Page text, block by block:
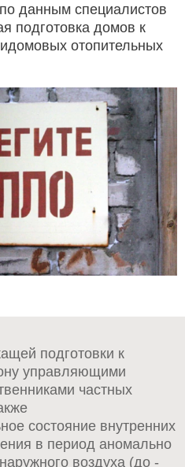
данным специалистов
подготовка домов к
отопительных
подготовки к
управляющими
частных
состояние внутренних
в период аномально
воздуха (до -